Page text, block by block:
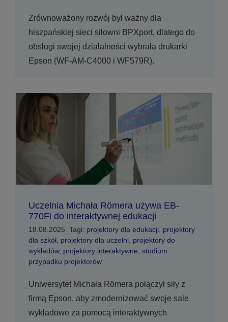
Zrównoważony rozwój był ważny dla
hiszpańskiej sieci siłowni BPXport, dlatego do
obsługi swojej działalności wybrała drukarki
Epson (WF-AM-C4000 i WF579R).
Uczelnia Michała Römera używa EB-
770Fi do interaktywnej edukacji
18.08.2025 Tagi: projektory dla edukacji
projektory
dla szkół, projektory dla uczelni
projektory do
wykładów, projektory interaktywne studium
przypadku projektorów
Uniwersytet Michała Römera połączył siły z
firmą Epson, aby zmodernizować swoje sale
wykładowe za pomocą interaktywnych